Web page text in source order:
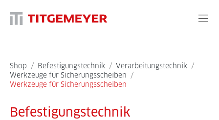
Shop / Befestigungstechnik / Verarbeitungstechnik /
Werkzeuge für Sicherungsscheiben /
Werkzeuge für Sicherungsscheiben
Befestigungstechnik